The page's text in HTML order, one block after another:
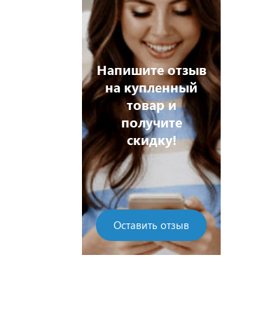
Напишите отзыв
на купленный
товар и
получите
скидку!
Оставить отзыв